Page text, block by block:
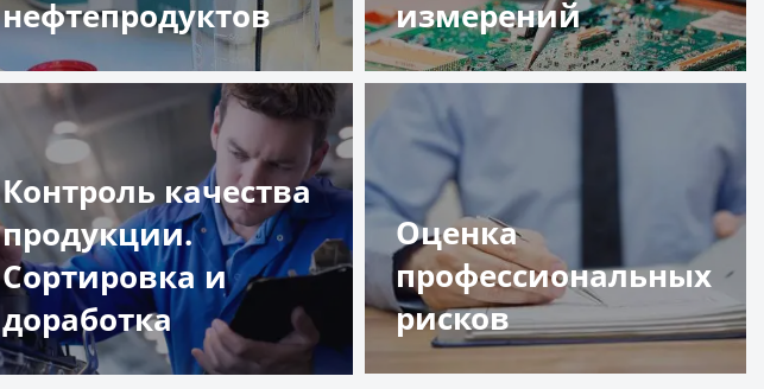
нефтепродуктов
Подробнее
измерений
Подробнее
Контроль качества
продукции.
Сортировка и
доработка
Оценка
профессиональных
рисков